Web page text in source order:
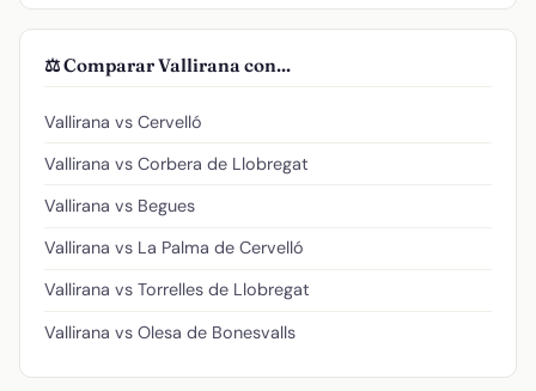
⚖️ Comparar Vallirana con...
Vallirana vs Cervelló
Vallirana vs Corbera de Llobregat
Vallirana vs Begues
Vallirana vs La Palma de Cervelló
Vallirana vs Torrelles de Llobregat
Vallirana vs Olesa de Bonesvalls